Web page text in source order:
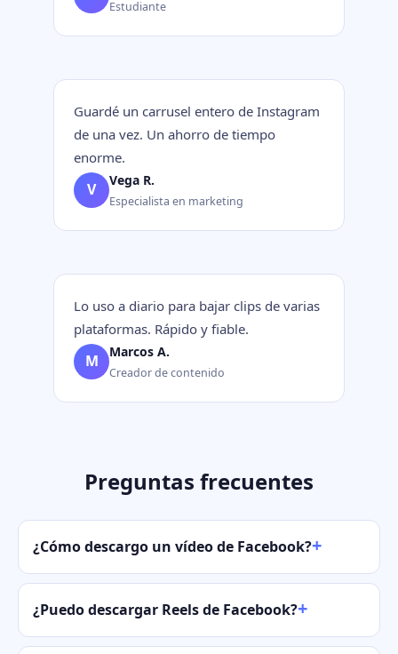
Estudiante
Guardé un carrusel entero de Instagram
de una vez. Un ahorro de tiempo
enorme.
V Vega R.
Especialista en marketing
Lo uso a diario para bajar clips de varias
plataformas. Rápido y fiable.
M Marcos A.
Creador de contenido
Preguntas frecuentes
¿Cómo descargo un vídeo de Facebook?
¿Puedo descargar Reels de Facebook?